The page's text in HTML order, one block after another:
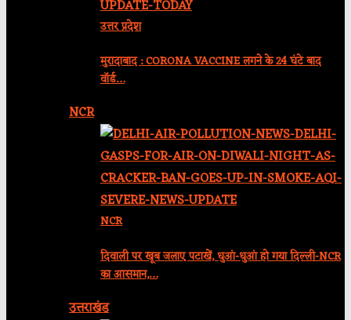
उत्तर प्रदेश
मुरादाबाद : CORONA VACCINE लगने के 24 घंटे बाद
वॉर्ड…
NCR
NCR
दिवाली पर खूब जलाए पटाखें, धुआं-धुआं हो गया दिल्ली-NCR
का आसमान,…
उत्तराखंड